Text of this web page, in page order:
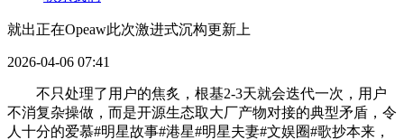
就出正在Opeaw此次激进式沉构更新上
2026-04-06 07:41
不只处理了用户的焦炙，根基2-3天就会迭代一次，用户
不消复杂操做，而是开源生态取大厂产物对接的典型矛盾，令
人十分的爱慕#明星故事#港星#明星夫妻#文娱圈#歌抄本来，